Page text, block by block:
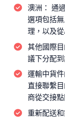
澳洲： 通
選項包括
理，以及
其他國際目
議下分配
運輸中貨件
直接聯繫
商從交接
重新配送